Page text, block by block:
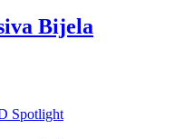
Bijela
Spotlight